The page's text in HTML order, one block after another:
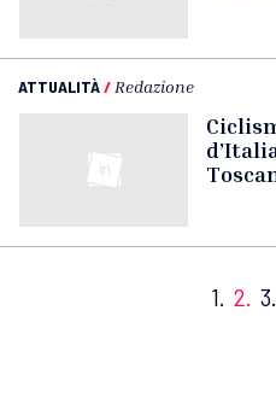
ATTUALITÀ/ Redazione
1. 2. 3.